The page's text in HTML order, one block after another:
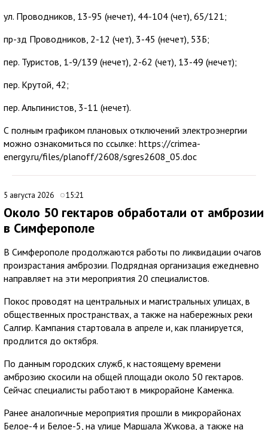
ул. Проводников, 13-95 (нечет), 44-104 (чет), 65/121;
пр-зд Проводников, 2-12 (чет), 3-45 (нечет), 53Б;
пер. Туристов, 1-9/139 (нечет), 2-62 (чет), 13-49 (нечет);
пер. Крутой, 42;
пер. Альпинистов, 3-11 (нечет).
С полным графиком плановых отключений электроэнергии
можно ознакомиться по ссылке: https://crimea-
energy.ru/files/planoff/2608/sgres2608_05.doc
5 августа 2026 15:21
Около 50 гектаров обработали от амброзии
в Симферополе
В Симферополе продолжаются работы по ликвидации очагов
произрастания амброзии. Подрядная организация ежедневно
направляет на эти мероприятия 20 специалистов.
Покос проводят на центральных и магистральных улицах, в
общественных пространствах, а также на набережных реки
Салгир. Кампания стартовала в апреле и, как планируется,
продлится до октября.
По данным городских служб, к настоящему времени
амброзию скосили на общей площади около 50 гектаров.
Сейчас специалисты работают в микрорайоне Каменка.
Ранее аналогичные мероприятия прошли в микрорайонах
Белое-4 и Белое-5, на улице Маршала Жукова, а также на